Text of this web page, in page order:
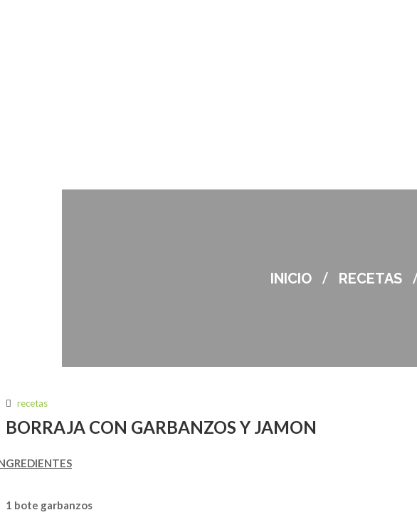
INICIO / RECETAS
recetas
BORRAJA CON GARBANZOS Y JAMON
1 bote garbanzos